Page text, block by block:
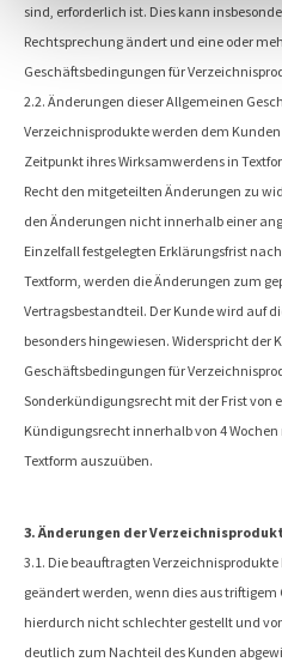
sind, erforderlich ist. Dies kann
Rechtsprechung ändert und eine oder
Geschäftsbedingungen für
2.2. Änderungen dieser Allgemeinen
Verzeichnisprodukte werden dem
Zeitpunkt ihres Wirksamwerdens in
Recht den mitgeteilten Änderungen zu
den Änderungen nicht innerhalb einer
Einzelfall festgelegten Erklärungsfrist
Textform, werden die Änderungen zum
Vertragsbestandteil. Der Kunde wird auf
besonders hingewiesen. Widerspricht
Geschäftsbedingungen für
Sonderkündigungsrecht mit der Frist von
Kündigungsrecht innerhalb von 4
Textform auszuüben.
3. Änderungen der
3.1. Die beauftragten
geändert werden, wenn dies aus
hierdurch nicht schlechter gestellt und
deutlich zum Nachteil des Kunden